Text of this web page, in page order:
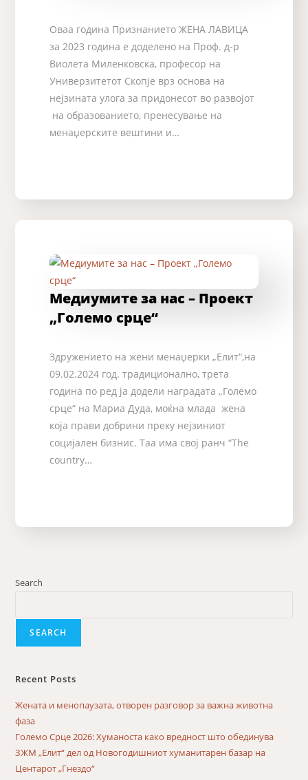
Оваа година Признанието ЖЕНА ЛАВИЦА
за 2023 година е доделено на Проф. д-р
Виолета Миленковска, професор на
Универзитетот Скопје врз основа на
нејзината улога за придонесот во развојот
на образованието, пренесување на
менаџерските вештини и…
Медиумите за нас – Проект
„Големо срце“
Здружението на жени менаџерки „Елит“,на
09.02.2024 год. традиционално, трета
година по ред ја додели наградата „Големо
срце“ на Мариа Дуда, моќна млада жена
која прави добрини преку нејзиниот
социјален бизнис. Таа има свој ранч “The
country…
Search
SEARCH
Recent Posts
Жената и менопаузата, отворен разговор за важна животна
фаза
Големо Срце 2026: Хуманоста како вредност што обединува
ЗЖМ „Елит“ дел од Новогодишниот хуманитарен базар на
Центарот „Гнездо“